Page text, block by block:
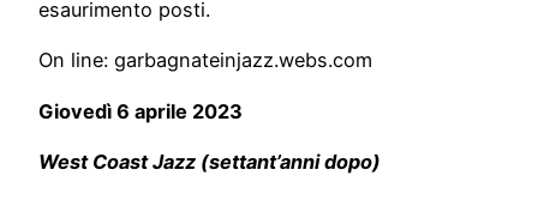
esaurimento posti.
On line: garbagnateinjazz.webs.com
Giovedì 6 aprile 2023
West Coast Jazz (settant’anni dopo)